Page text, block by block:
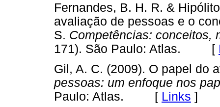
Fernandes, B. H. R. &
avaliação de pessoas e o
S. Competências: conceitos,
171). São Paulo: Atlas. [
Gil, A. C. (2009). O papel do
pessoas: um enfoque nos
Paulo: Atlas. [ Links ]